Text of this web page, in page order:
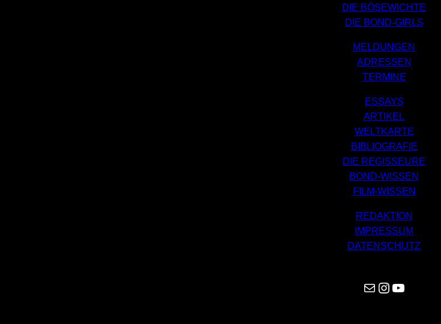
DIE BÖSEWICHTE
DIE BOND-GIRLS
MELDUNGEN
ADRESSEN
TERMINE
ESSAYS
ARTIKEL
WELTKARTE
BIBLIOGRAFIE
DIE REGISSEURE
BOND-WISSEN
FILM-WISSEN
REDAKTION
IMPRESSUM
DATENSCHUTZ
Mail Instagram YouTube